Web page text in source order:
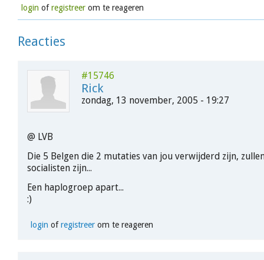
login ofregistreerom te reageren
Reacties
#15746
Rick
zondag, 13 november, 2005 - 19:27
@ LVB
Die 5 Belgen die 2 mutaties van jou verwijderd zijn,
socialisten zijn...
Een haplogroep apart...
:)
login ofregistreerom te reageren